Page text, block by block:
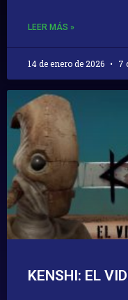
LEER MÁS »
14 de enero de 2026 7
KENSHI: EL